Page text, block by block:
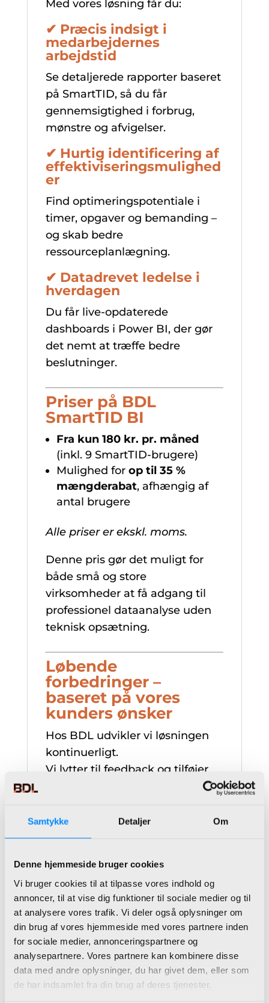
Samtykke Detaljer Om
Denne hjemmeside bruger cookies
Vi bruger cookies til at tilpasse vores indhold og
annoncer, til at vise dig funktioner til sociale medier og til
at analysere vores trafik. Vi deler også oplysninger om
din brug af vores hjemmeside med vores partnere inden
for sociale medier, annonceringspartnere og
analysepartnere. Vores partnere kan kombinere disse
data med andre oplysninger, du har givet dem, eller som
de har indsamlet fra din brug af deres tjenester.
Med vores løsning får du:
✔ Præcis indsigt i
medarbejdernes
arbejdstid
Se detaljerede rapporter baseret
på SmartTID, så du får
gennemsigtighed i forbrug,
mønstre og afvigelser.
✔ Hurtig identificering af
effektiviseringsmulighed
er
Find optimeringspotentiale i
timer, opgaver og bemanding –
og skab bedre
ressourceplanlægning.
✔ Datadrevet ledelse i
hverdagen
Du får live-opdaterede
dashboards i Power BI, der gør
det nemt at træffe bedre
beslutninger.
Priser på BDL
SmartTID BI
Fra kun 180 kr. pr. måned
(inkl. 9 SmartTID-brugere)
Mulighed for op til 35 %
mængderabat, afhængig af
antal brugere
Alle priser er ekskl. moms.
Denne pris gør det muligt for
både små og store
virksomheder at få adgang til
professionel dataanalyse uden
teknisk opsætning.
Løbende
forbedringer –
baseret på vores
kunders ønsker
Hos BDL udvikler vi løsningen
kontinuerligt.
Vi lytter til feedback og tilføjer
nye funktioner, når vores kunder
BDL SmartTID BI altid følger
kravene til moderne
Stærk kombination af
SmartTID og Power
BI
BDL SmartTID BI er skabt på
baggrund af:
BDL’s ekspertise iPower BI